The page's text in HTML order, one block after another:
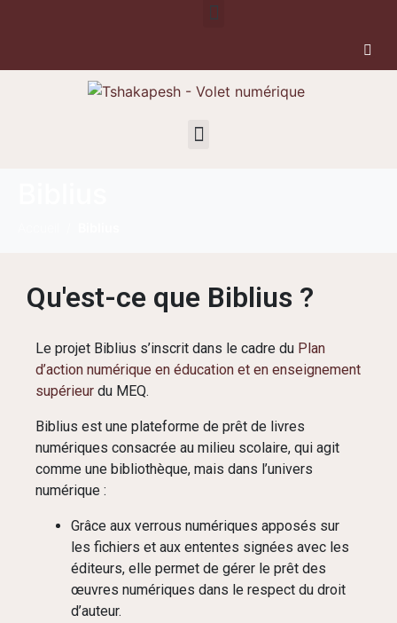
Qu'est-ce que Biblius ?
Le projet Biblius s’inscrit dans le cadre du Plan
d’action numérique en éducation et en enseignement
supérieur du MEQ.
Biblius est une plateforme de prêt de livres
numériques consacrée au milieu scolaire, qui agit
comme une bibliothèque, mais dans l’univers
numérique :
Grâce aux verrous numériques apposés sur
les fichiers et aux ententes signées avec les
éditeurs, elle permet de gérer le prêt des
œuvres numériques dans le respect du droit
d’auteur.